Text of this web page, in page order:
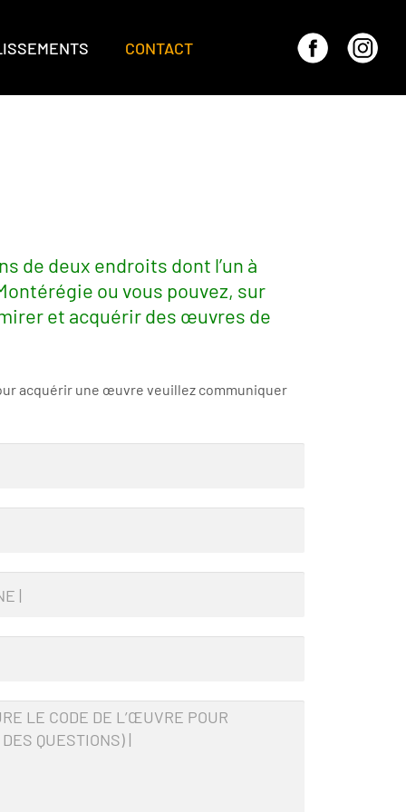
CONTACT
de deux endroits dont l’un à
ou vous pouvez, sur
et acquérir des œuvres de
acquérir une œuvre veuillez communiquer